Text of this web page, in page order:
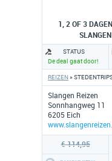
1, 2 OF 3
Slangen Reizen
Sonnhangweg 11
6205 Eich
REIZEN»
STATUS
De deal gaat door!
€ 114,95